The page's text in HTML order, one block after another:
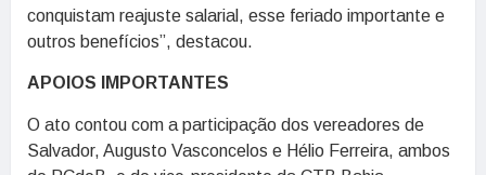
conquistam reajuste salarial, esse feriado importante e
outros benefícios”, destacou.
APOIOS IMPORTANTES
O ato contou com a participação dos vereadores de
Salvador, Augusto Vasconcelos e Hélio Ferreira, ambos